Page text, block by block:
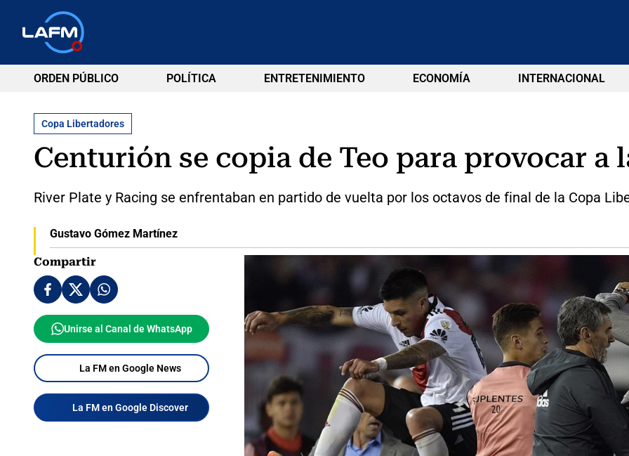
ORDEN PÚBLICO POLÍTICA ENTRETENIMIENTO ECONOMÍA INTERNACIONAL
Copa Libertadores
Centurión se copia de Teo para provocar a
River Plate y Racing se enfrentaban en partido de vuelta por los octavos de final de la Copa
Gustavo Gómez Martínez
Compartir
Unirse al Canal de WhatsApp
La FM en Google News
La FM en Google Discover